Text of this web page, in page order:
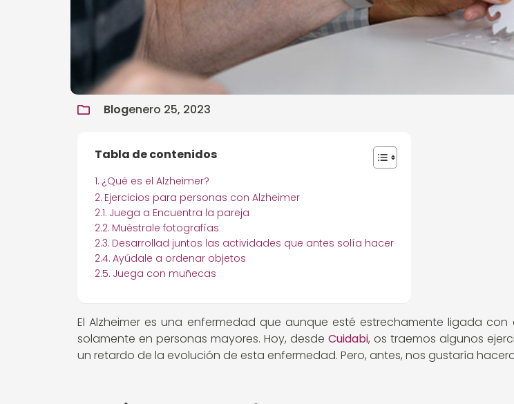
Blogenero 25, 2023
Tabla de contenidos
¿Qué es el Alzheimer?
Ejercicios para personas con Alzheimer
Juega a Encuentra la pareja
Muéstrale fotografías
Desarrollad juntos las actividades que antes solía hacer
Ayúdale a ordenar objetos
Juega con muñecas
El Alzheimer es una enfermedad que aunque esté estrechamente ligada
solamente en personas mayores. Hoy, desde Cuidabi, os traemos algunos
un retardo de la evolución de esta enfermedad. Pero, antes, nos gustaría